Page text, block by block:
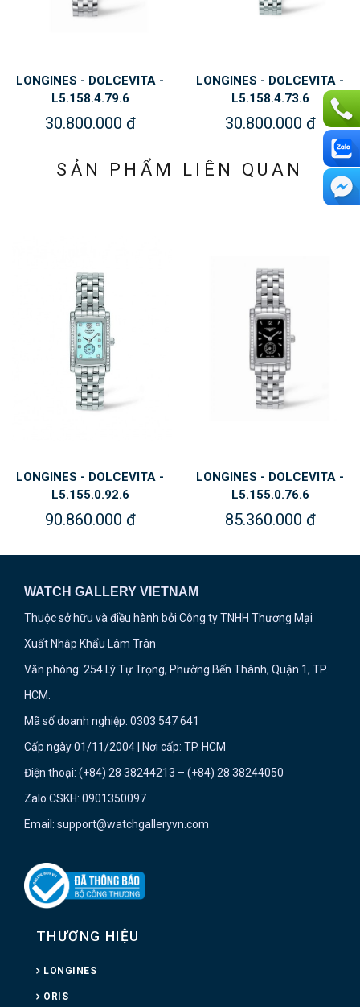
LONGINES - DOLCEVITA -
L5.158.4.79.6
30.800.000 đ
LONGINES - DOLCEVITA -
L5.158.4.73.6
30.800.000 đ
SẢN PHẨM LIÊN QUAN
LONGINES - DOLCEVITA -
L5.155.0.92.6
90.860.000 đ
LONGINES - DOLCEVITA -
L5.155.0.76.6
85.360.000 đ
WATCH GALLERY VIETNAM
Thuộc sở hữu và điều hành bởi Công ty TNHH Thương Mại
Xuất Nhập Khẩu Lâm Trân
Văn phòng: 254 Lý Tự Trọng, Phường Bến Thành, Quận 1, TP.
HCM.
Mã số doanh nghiệp: 0303 547 641
Cấp ngày 01/11/2004 | Nơi cấp: TP. HCM
Điện thoại: (+84) 28 38244213 – (+84) 28 38244050
Zalo CSKH: 0901350097
Email: support@watchgalleryvn.com
THƯƠNG HIỆU
LONGINES
ORIS